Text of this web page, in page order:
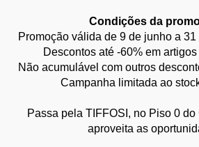
Condições da
Promoção válida de 9 de junho a
Descontos até -60% em
Não acumulável com outros
Campanha limitada ao
Passa pela TIFFOSI, no Piso 0
aproveita as